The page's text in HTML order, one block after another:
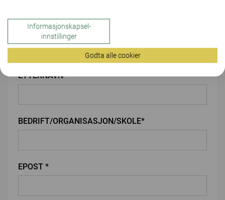
FORNAVN*
ETTERNAVN*
BEDRIFT/ORGANISASJON/SKOLE*
EPOST *
Informasjonskapsel-
innstillinger
Godta alle cookier